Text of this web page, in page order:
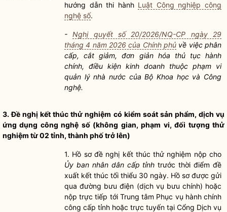
hướng dẫn thi hành Luật Công nghiệp công
nghệ số.
-Nghị quyết số 20/2026/NQ-CP ngày 29
tháng 4 năm 2026 của Chính phủ về việc phân
cấp, cắt giảm, đơn giản hóa thủ tục hành
chính, điều kiện kinh doanh thuộc phạm vi
quản lý nhà nước của Bộ Khoa học và Công
nghệ.
3. Đề nghị kết thúc thử nghiệm có kiểm soát sản phẩm, dịch vụ
ứng dụng công nghệ số (không gian, phạm vi, đối tượng thử
nghiệm từ 02 tỉnh, thành phố trở lên)
1. Hồ sơđề nghị kết thúc thử nghiệm nộp cho
Ủy ban nhân dân cấp tỉnhtrước thời điểm đề
xuất kết thúc tối thiểu 30 ngày. Hồ sơđược gửi
qua đường bưu điện (dịch vụ bưu chính) hoặc
nộp trực tiếp tới Trung tâm Phục vụ hành chính
công cấp tỉnh hoặc trực tuyến tại Cổng Dịch vụ